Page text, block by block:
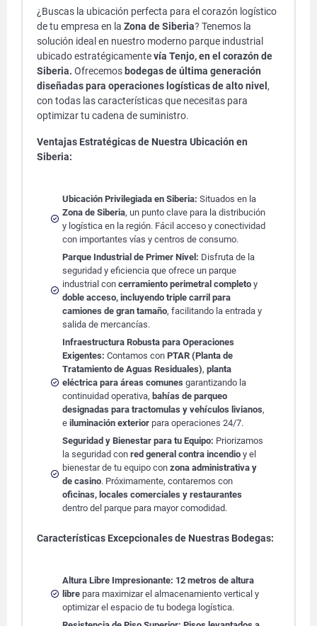
¿Buscas la ubicación perfecta para el corazón logístico
de tu empresa en la Zona de Siberia? Tenemos la
solución ideal en nuestro moderno parque industrial
ubicado estratégicamentevía Tenjo, en el corazón de
Siberia. Ofrecemos bodegas de última generación
diseñadas para operaciones logísticas de alto nivel ,
con todas las características que necesitas para
optimizar tu cadena de suministro.
Ventajas Estratégicas de Nuestra Ubicación en
Siberia:
Ubicación Privilegiada en Siberia: Situados en la
Zona de Siberia, un punto clave para la distribución
y logística en la región. Fácil acceso y conectividad
con importantes vías y centros de consumo.
Parque Industrial de Primer Nivel: Disfruta de la
seguridad y eficiencia que ofrece un parque
industrial con cerramiento perimetral completo y
doble acceso, incluyendo triple carril para
camiones de gran tamaño, facilitando la entrada y
salida de mercancías.
Infraestructura Robusta para Operaciones
Exigentes: Contamos con PTAR (Planta de
Tratamiento de Aguas Residuales), planta
eléctrica para áreas comunes garantizando la
continuidad operativa, bahías de parqueo
designadas para tractomulas y vehículos livianos,
e iluminación exterior para operaciones 24/7.
Seguridad y Bienestar para tu Equipo: Priorizamos
la seguridad con red general contra incendio y el
bienestar de tu equipo con zona administrativa y
de casino. Próximamente, contaremos con
oficinas, locales comerciales y restaurantes
dentro del parque para mayor comodidad.
Características Excepcionales de Nuestras Bodegas:
Altura Libre Impresionante: 12 metros de altura
libre para maximizar el almacenamiento vertical y
optimizar el espacio de tu bodega logística.